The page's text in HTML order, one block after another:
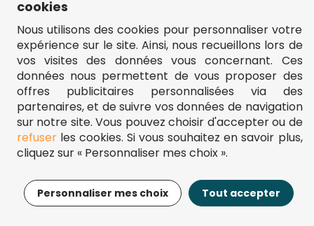
13,99€ Ajouter au panier
** Frais d'envoi = 6,95 € (France) / gratuit à partir de 45 €.
fou-de-puzzle.com : le site référence pour acheter des puzzles de
qualité à bon prix.
© Fou-de-puzzle.com 2011 - 2026
cookies
Nous utilisons des cookies pour personnaliser votre
expérience sur le site. Ainsi, nous recueillons lors de
vos visites des données vous concernant. Ces
données nous permettent de vous proposer des
offres publicitaires personnalisées via des
partenaires, et de suivre vos données de navigation
sur notre site. Vous pouvez choisir d'accepter ou de
refuserles cookies. Si vous souhaitez en savoir plus,
cliquez sur « Personnaliser mes choix ».
Personnaliser mes choix Tout accepter